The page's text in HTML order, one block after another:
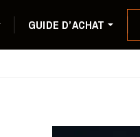
GUIDE D’ACHAT